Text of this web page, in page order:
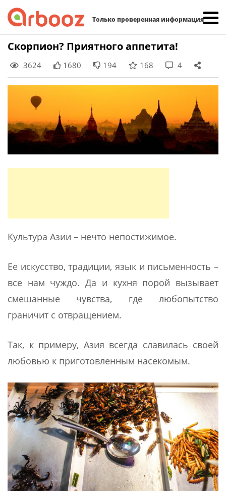
Только проверенная информация
Skip
content
Скорпион? Приятного аппетита!
3624 1680 194 168 4
Культура Азии – нечто непостижимое.
Ее искусство, традиции, язык и письменность –
все нам чуждо. Да и кухня порой вызывает
смешанные чувства, где любопытство
граничит с отвращением.
Так, к примеру, Азия всегда славилась своей
любовью к приготовленным насекомым.
Найти: